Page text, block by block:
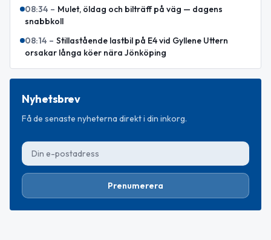
08:34 – Mulet, öldag och bilträff på väg — dagens
snabbkoll
08:14 – Stillastående lastbil på E4 vid Gyllene Uttern
orsakar långa köer nära Jönköping
Nyhetsbrev
Få de senaste nyheterna direkt i din inkorg.
Prenumerera